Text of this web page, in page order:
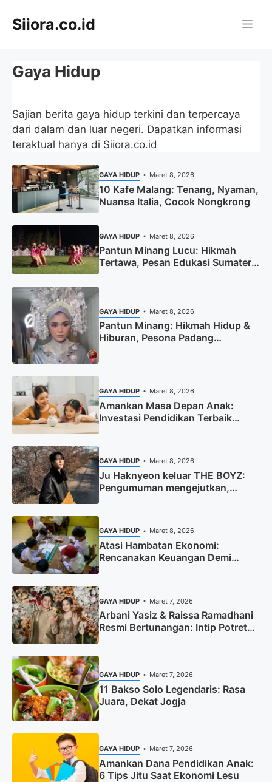
Siiora.co.id
Gaya Hidup
Sajian berita gaya hidup terkini dan terpercaya
dari dalam dan luar negeri. Dapatkan informasi
teraktual hanya di Siiora.co.id
GAYA HIDUP Maret 8, 2026
10 Kafe Malang: Tenang, Nyaman,
Nuansa Italia, Cocok Nongkrong
GAYA HIDUP Maret 8, 2026
Pantun Minang Lucu: Hikmah
Tertawa, Pesan Edukasi Sumatera
Barat
GAYA HIDUP Maret 8, 2026
Pantun Minang: Hikmah Hidup &
Hiburan, Pesona Padang
GAYA HIDUP Maret 8, 2026
Amankan Masa Depan Anak:
Investasi Pendidikan Terbaik
Sekarang
GAYA HIDUP Maret 8, 2026
Ju Haknyeon keluar THE BOYZ:
Pengumuman mengejutkan,
permintaan maaf tulus
GAYA HIDUP Maret 8, 2026
Atasi Hambatan Ekonomi:
Rencanakan Keuangan Demi
Pendidikan Berkualitas
GAYA HIDUP Maret 7, 2026
Arbani Yasiz & Raissa Ramadhani
Resmi Bertunangan: Intip Potret
Mesranya!
GAYA HIDUP Maret 7, 2026
11 Bakso Solo Legendaris: Rasa
Juara, Dekat Jogja
GAYA HIDUP Maret 7, 2026
Amankan Dana Pendidikan Anak:
6 Tips Jitu Saat Ekonomi Lesu